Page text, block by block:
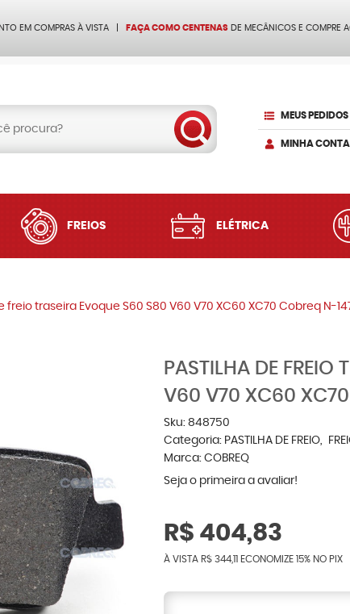
EM COMPRAS À VISTA FAÇA COMO CENTENAS DE MECÂNICOS E COMPRE
MEUS PEDIDOS
MINHA CONTA
FREIOS ELÉTRICA
freio traseira Evoque S60 S80 V60 V70 XC60 XC70 Cobreq N-
PASTILHA DE FREIO
V60 V70 XC60
Sku: 848750
Categoria: PASTILHA DE FREIO
Marca: COBREQ
Seja o primeira a avaliar!
R$ 404,83
À VISTA R$ 344,11 ECONOMIZE 15% NO PIX